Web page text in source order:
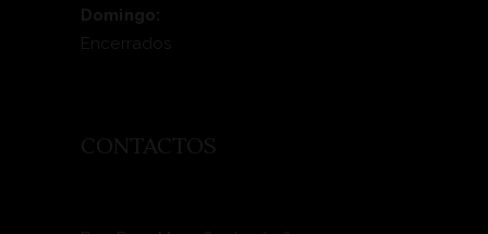
Domingo:
Encerrados
CONTACTOS